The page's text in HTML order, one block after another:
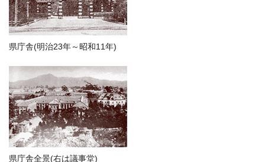
県庁舎(明治23年～昭和11年)
県庁舎全景(右は議事堂)